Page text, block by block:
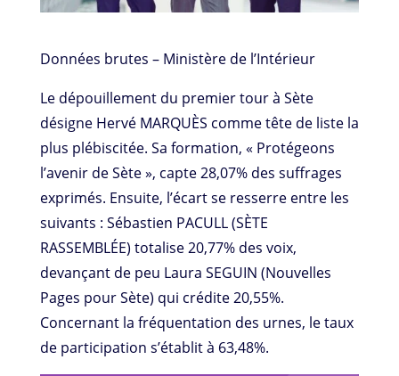
Données brutes – Ministère de l’Intérieur
Le dépouillement du premier tour à Sète
désigne Hervé MARQUÈS comme tête de liste la
plus plébiscitée. Sa formation, « Protégeons
l’avenir de Sète », capte 28,07% des suffrages
exprimés. Ensuite, l’écart se resserre entre les
suivants : Sébastien PACULL (SÈTE
RASSEMBLÉE) totalise 20,77% des voix,
devançant de peu Laura SEGUIN (Nouvelles
Pages pour Sète) qui crédite 20,55%.
Concernant la fréquentation des urnes, le taux
de participation s’établit à 63,48%.